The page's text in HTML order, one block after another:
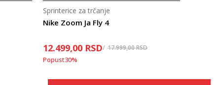
Nike Zoom Ja Fly 4
Sprinterice za trčanje
12.499,00 RSD 17.999,00RSD
Popust30%